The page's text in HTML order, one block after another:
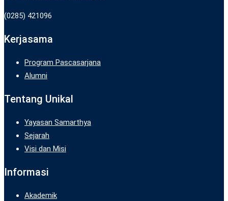
(0285) 421096
Kerjasama
Program Pascasarjana
Alumni
Tentang Unikal
Yayasan Samarthya
Sejarah
Visi dan Misi
Informasi
Akademik